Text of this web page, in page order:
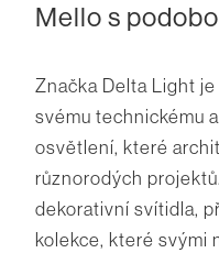
Mello s
Značka Delta Light
svému technickému
osvětlení, které
různorodých
dekorativní svítidla,
kolekce, které svými